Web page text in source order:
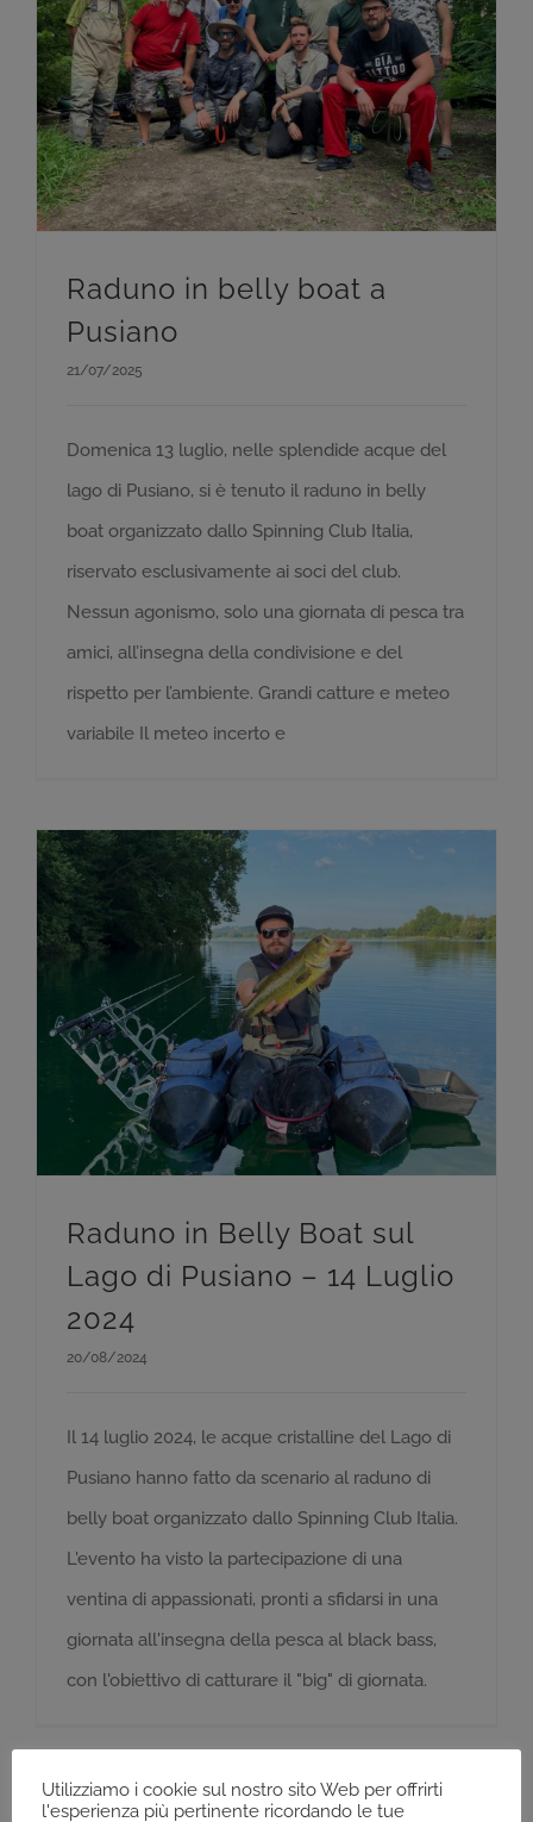
Raduno in belly boat a
Pusiano
21/07/2025
Domenica 13 luglio, nelle splendide acque del
lago di Pusiano, si è tenuto il raduno in belly
boat organizzato dallo Spinning Club Italia,
riservato esclusivamente ai soci del club.
Nessun agonismo, solo una giornata di pesca tra
amici, all’insegna della condivisione e del
rispetto per l’ambiente. Grandi catture e meteo
variabile Il meteo incerto e
Raduno in Belly Boat sul
Lago di Pusiano – 14 Luglio
2024
20/08/2024
Il 14 luglio 2024, le acque cristalline del Lago di
Pusiano hanno fatto da scenario al raduno di
belly boat organizzato dallo Spinning Club Italia.
L'evento ha visto la partecipazione di una
ventina di appassionati, pronti a sfidarsi in una
giornata all'insegna della pesca al black bass,
con l'obiettivo di catturare il "big" di giornata.
Utilizziamo i cookie sul nostro sito Web per offrirti
l'esperienza più pertinente ricordando le tue